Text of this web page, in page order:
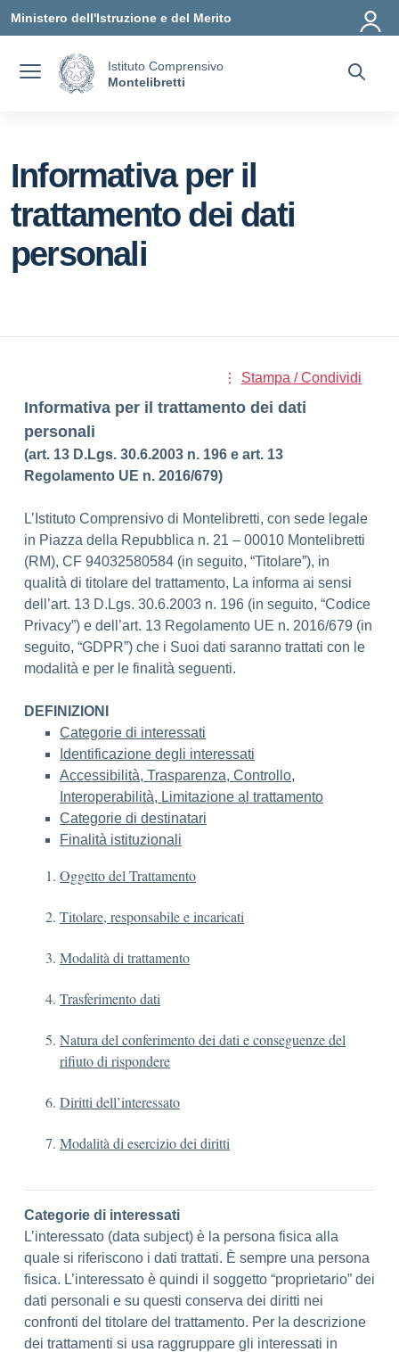
Ministero dell'Istruzione e del Merito
Istituto Comprensivo
Montelibretti
Informativa per il
trattamento dei dati
personali
Stampa / Condividi
Informativa per il trattamento dei dati
personali
(art. 13 D.Lgs. 30.6.2003 n. 196 e art. 13
Regolamento UE n. 2016/679)
L’Istituto Comprensivo di Montelibretti, con sede legale
in Piazza della Repubblica n. 21 – 00010 Montelibretti
(RM), CF 94032580584 (in seguito, “Titolare”), in
qualità di titolare del trattamento, La informa ai sensi
dell’art. 13 D.Lgs. 30.6.2003 n. 196 (in seguito, “Codice
Privacy”) e dell’art. 13 Regolamento UE n. 2016/679 (in
seguito, “GDPR”) che i Suoi dati saranno trattati con le
modalità e per le finalità seguenti.
DEFINIZIONI
Categorie di interessati
Identificazione degli interessati
Accessibilità, Trasparenza, Controllo,
Interoperabilità, Limitazione al trattamento
Categorie di destinatari
Finalità istituzionali
Oggetto del Trattamento
Titolare, responsabile e incaricati
Modalità di trattamento
Trasferimento dati
Natura del conferimento dei dati e conseguenze del
rifiuto di rispondere
Diritti dell’interessato
Modalità di esercizio dei diritti
Categorie di interessati
L’interessato (data subject) è la persona fisica alla
quale si riferiscono i dati trattati. È sempre una persona
fisica. L’interessato è quindi il soggetto “proprietario” dei
dati personali e su questi conserva dei diritti nei
confronti del titolare del trattamento. Per la descrizione
dei trattamenti si usa raggruppare gli interessati in